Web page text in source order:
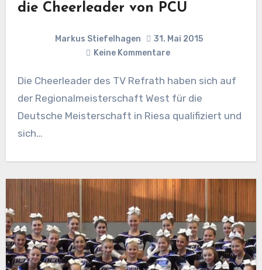
die Cheerleader von PCU
Markus Stiefelhagen
31. Mai 2015
Keine Kommentare
Die Cheerleader des TV Refrath haben sich auf
der Regionalmeisterschaft West für die
Deutsche Meisterschaft in Riesa qualifiziert und
sich…